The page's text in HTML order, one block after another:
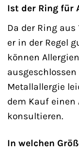
Ist der Ring für
Da der Ring
er in der Regel
können
Metallallergie
dem Kauf einen
konsultieren.
In welchen